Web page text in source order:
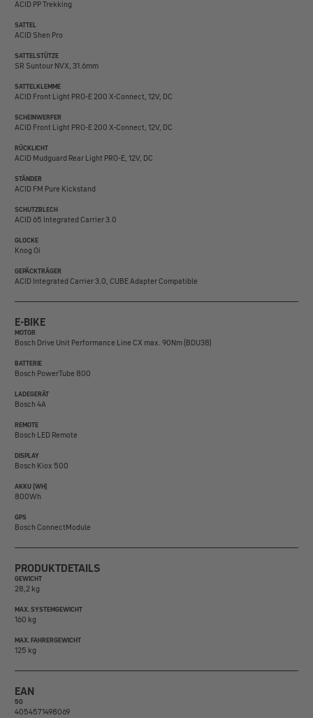
ACID PP Trekking
SATTEL
ACID Shen Pro
SATTELSTÜTZE
SR Suntour NVX, 31.6mm
SATTELKLEMME
ACID Front Light PRO-E 200 X-Connect, 12V, DC
SCHEINWERFER
ACID Front Light PRO-E 200 X-Connect, 12V, DC
RÜCKLICHT
ACID Mudguard Rear Light PRO-E, 12V, DC
STÄNDER
ACID FM Pure Kickstand
SCHUTZBLECH
ACID 65 Integrated Carrier 3.0
GLOCKE
Knog Oi
GEPÄCKTRÄGER
ACID Integrated Carrier 3.0, CUBE Adapter Compatible
E-BIKE
MOTOR
Bosch Drive Unit Performance Line CX max. 90Nm (BDU38)
BATTERIE
Bosch PowerTube 800
LADEGERÄT
Bosch 4A
REMOTE
Bosch LED Remote
DISPLAY
Bosch Kiox 500
AKKU (WH)
800Wh
GPS
Bosch ConnectModule
PRODUKTDETAILS
GEWICHT
28,2 kg
MAX. SYSTEMGEWICHT
160 kg
MAX. FAHRERGEWICHT
125 kg
EAN
50
4054571498069